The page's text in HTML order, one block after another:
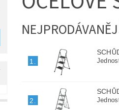
1.
2.